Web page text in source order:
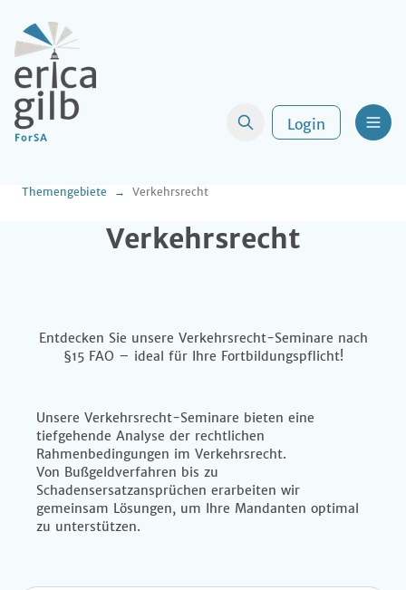
Login
Themengebiete Verkehrsrecht
Verkehrsrecht
Entdecken Sie unsere Verkehrsrecht-Seminare nach
§15 FAO – ideal für Ihre Fortbildungspflicht!
Unsere Verkehrsrecht-Seminare bieten eine
tiefgehende Analyse der rechtlichen
Rahmenbedingungen im Verkehrsrecht.
Von Bußgeldverfahren bis zu
Schadensersatzansprüchen erarbeiten wir
gemeinsam Lösungen, um Ihre Mandanten optimal
zu unterstützen.